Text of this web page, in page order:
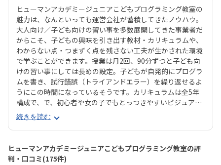
ヒューマンアカデミージュニアこどもプログラミング教室の
魅力は、なんといっても運営会社が蓄積してきたノウハウ。
大人向け／子ども向けの習い事を多数展開してきた事業者だ
からこそ、子どもの興味を引き出す教材・カリキュラムや、
わからない点・つまずく点を残さない工夫が生かされた環境
で学ぶことができます。授業は月2回、90分ずつと子ども向
けの習い事にしては長めの設定。子どもが自発的にプログラ
ムを書き、試行錯誤（トライアンドエラー）を繰り返せるよ
うにこの時間になっているそうです。カリキュラムは全5年
構成で、で、初心者や女の子でもとっつきやすいビジュアル
プログラミングツール「Scratch（スクラッチ）」から初め
て、エンジニアが実際に使用するプログラミング言語「Java
Script」までステップアップすることができます。ベーシッ
クコースではマウス操作など、パソコンの操作自体から学べ
るので、自宅でまったくパソコンをさわったことのないお子
続きを読む
ヒューマンアカデミージュニアこどもプログラミング教室の評
判・口コミ(175件)